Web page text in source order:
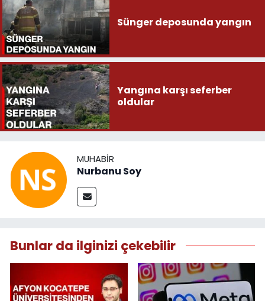
Sünger deposunda yangın
Yangına karşı seferber
oldular
MUHABIR
Nurbanu Soy
Bunlar da ilginizi çekebilir